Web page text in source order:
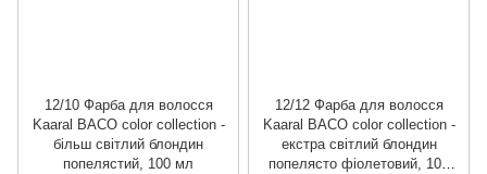
12/10 Фарба для волосся
Kaaral BACO color collection -
більш світлий блондин
попелястий, 100 мл
12/12 Фарба для волосся
Kaaral BACO color collection -
екстра світлий блондин
попелясто фіолетовий, 100